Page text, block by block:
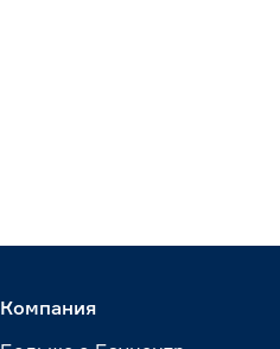
Компания